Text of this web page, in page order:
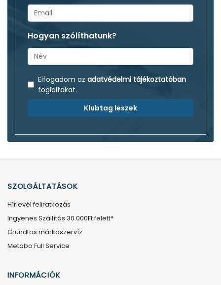
Hogyan szólíthatunk?
Elfogadom az adatvédelmi tájékoztatóban
foglaltakat.
Klubtag leszek
SZOLGÁLTATÁSOK
Hírlevél feliratkozás
Ingyenes Szállítás 30.000Ft felett*
Grundfos márkaszervíz
Metabo Full Service
INFORMÁCIÓK